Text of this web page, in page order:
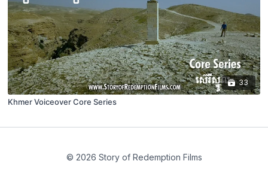
33
Khmer Voiceover Core Series
© 2026 Story of Redemption Films